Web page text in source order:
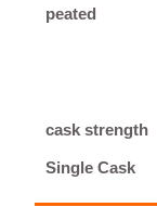
peated
cask strength
Single Cask